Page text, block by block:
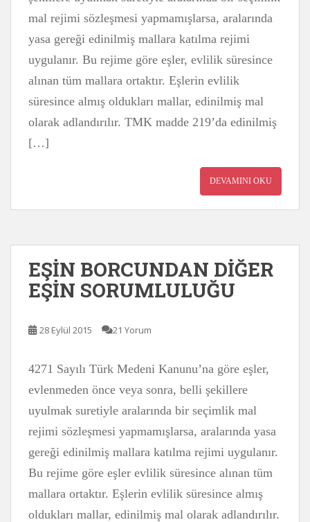
mal rejimi sözleşmesi yapmamışlarsa, aralarında
yasa gereği edinilmiş mallara katılma rejimi
uygulanır. Bu rejime göre eşler, evlilik süresince
alınan tüm mallara ortaktır. Eşlerin evlilik
süresince almış oldukları mallar, edinilmiş mal
olarak adlandırılır. TMK madde 219’da edinilmiş
[…]
DEVAMINI OKU
EŞİN BORCUNDAN DİĞER
EŞİN SORUMLULUĞU
28 Eylül 2015 21 Yorum
4271 Sayılı Türk Medeni Kanunu’na göre eşler,
evlenmeden önce veya sonra, belli şekillere
uyulmak suretiyle aralarında bir seçimlik mal
rejimi sözleşmesi yapmamışlarsa, aralarında yasa
gereği edinilmiş mallara katılma rejimi uygulanır.
Bu rejime göre eşler evlilik süresince alınan tüm
mallara ortaktır. Eşlerin evlilik süresince almış
oldukları mallar, edinilmiş mal olarak adlandırılır.